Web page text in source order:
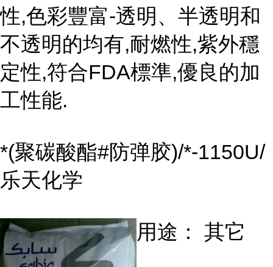
性,色彩豐富-透明、半透明和
不透明的均有,耐燃性,紫外穩
定性,符合FDA標準,優良的加
工性能.
*(聚碳酸酯#防弹胶)/*-1150U/
乐天化学
用途： 其它